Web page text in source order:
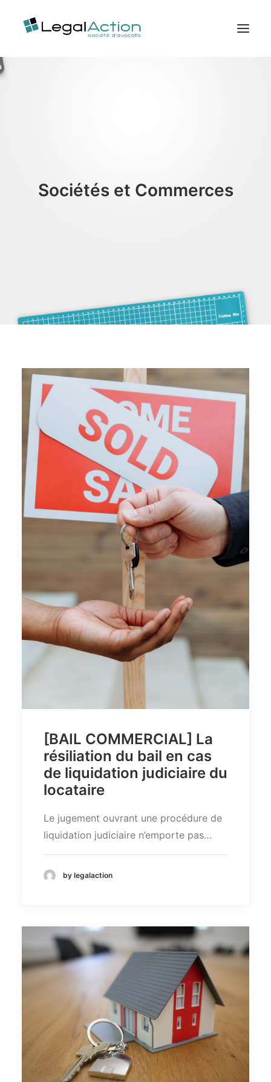
Sociétés et Commerces
[BAIL COMMERCIAL] La
résiliation du bail en cas
de liquidation judiciaire du
locataire
Le jugement ouvrant une procédure de
liquidation judiciaire n’emporte pas…
by legalaction